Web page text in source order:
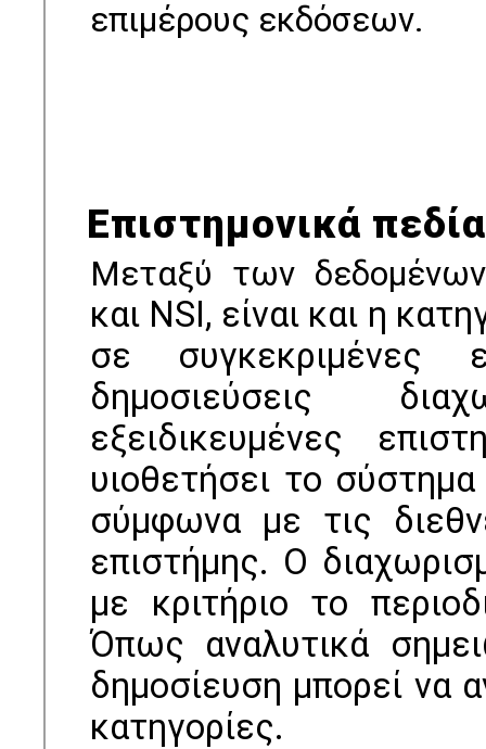
επιμέρους εκδόσεων.
Επιστημονικά
Μεταξύ των
και NSI, είναι και η
σε συγκεκριμένες
δημοσιεύσεις
εξειδικευμένες
υιοθετήσει το
σύμφωνα με τις
επιστήμης. Ο
με κριτήριο το
Όπως αναλυτικά
δημοσίευση μπορεί να
κατηγορίες.